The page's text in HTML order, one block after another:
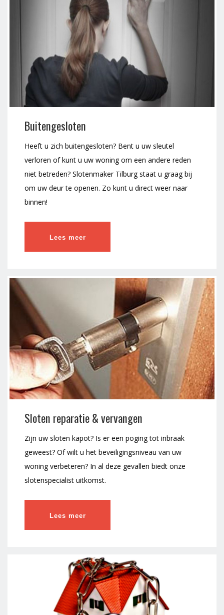
Buitengesloten
Heeft u zich buitengesloten? Bent u uw sleutel
verloren of kunt u uw woning om een andere reden
niet betreden? Slotenmaker Tilburg staat u graag bij
om uw deur te openen. Zo kunt u direct weer naar
binnen!
Lees meer
Sloten reparatie & vervangen
Zijn uw sloten kapot? Is er een poging tot inbraak
geweest? Of wilt u het beveiligingsniveau van uw
woning verbeteren? In al deze gevallen biedt onze
slotenspecialist uitkomst.
Lees meer